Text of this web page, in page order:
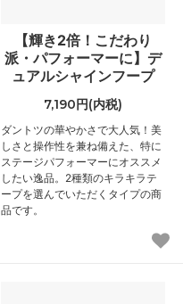
【輝き2倍！こだわり
派・パフォーマーに】デ
ュアルシャインフープ
7,190円(内税)
ダントツの華やかさで大人気！美
しさと操作性を兼ね備えた、特に
ステージパフォーマーにオススメ
したい逸品。2種類のキラキラテ
ープを選んでいただくタイプの商
品です。